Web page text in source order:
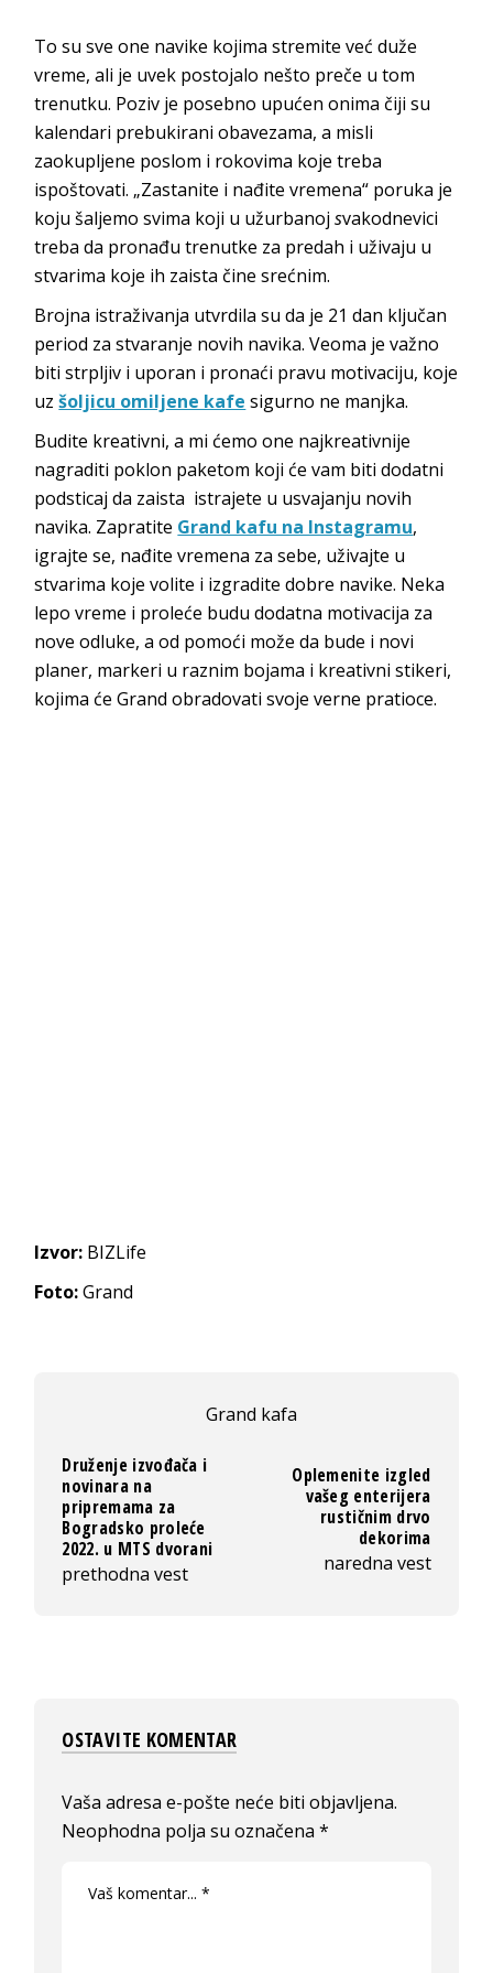
To su sve one navike kojima stremite već duže
vreme, ali je uvek postojalo nešto preče u tom
trenutku. Poziv je posebno upućen onima čiji su
kalendari prebukirani obavezama, a misli
zaokupljene poslom i rokovima koje treba
ispoštovati. „Zastanite i nađite vremena“ poruka je
koju šaljemo svima koji u užurbanoj svakodnevici
treba da pronađu trenutke za predah i uživaju u
stvarima koje ih zaista čine srećnim.
Brojna istraživanja utvrdila su da je 21 dan ključan
period za stvaranje novih navika. Veoma je važno
biti strpljiv i uporan i pronaći pravu motivaciju, koje
uzšoljicu omiljene kafe sigurno ne manjka.
Budite kreativni, a mi ćemo one najkreativnije
nagraditi poklon paketom koji će vam biti dodatni
podsticaj da zaista istrajete u usvajanju novih
navika. Zapratite Grand kafu na Instagramu,
igrajte se, nađite vremena za sebe, uživajte u
stvarima koje volite i izgradite dobre navike. Neka
lepo vreme i proleće budu dodatna motivacija za
nove odluke, a od pomoći može da bude i novi
planer, markeri u raznim bojama i kreativni stikeri,
kojima će Grand obradovati svoje verne pratioce.
Izvor: BIZLife
Foto:Grand
Grand kafa
Druženje izvođača i
novinara na
pripremama za
Bogradsko proleće
2022. u MTS dvorani
prethodna vest
Oplemenite izgled
vašeg enterijera
rustičnim drvo
dekorima
naredna vest
OSTAVITE KOMENTAR
Vaša adresa e-pošte neće biti objavljena.
Neophodna polja su označena*